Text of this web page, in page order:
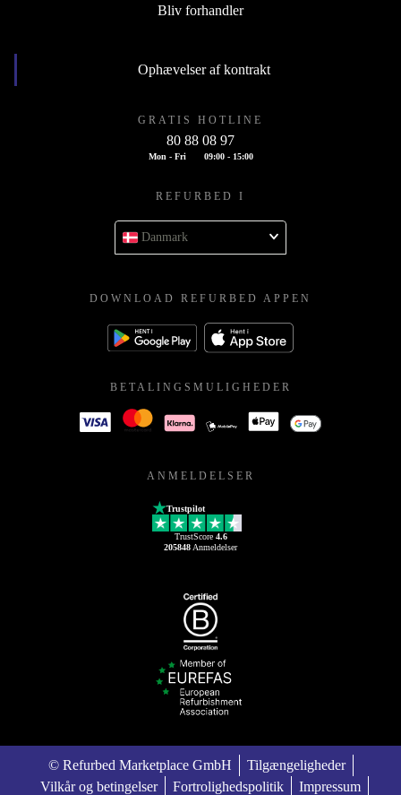
Bliv forhandler
Ophævelser af kontrakt
GRATIS HOTLINE
80 88 08 97
Mon - Fri 09:00 - 15:00
REFURBED I
Danmark
DOWNLOAD REFURBED APPEN
BETALINGSMULIGHEDER
ANMELDELSER
Trustpilot
TrustScore 4.6
205848 Anmeldelser
© Refurbed Marketplace GmbH
Tilgængeligheder
Vilkår og betingelser
Fortrolighedspolitik Impressum